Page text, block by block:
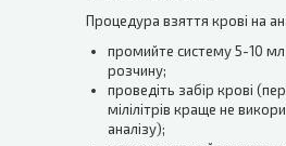
Процедура взяття крові на
промийте систему 5-10 мл
розчину;
проведіть забір крові
мілілітрів краще не
аналізу);